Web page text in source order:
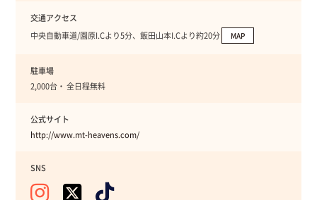
交通アクセス
中央自動車道/園原I.Cより5分、飯田山本I.Cより約20分
MAP
駐車場
2,000台・ 全日程無料
公式サイト
http://www.mt-heavens.com/
SNS